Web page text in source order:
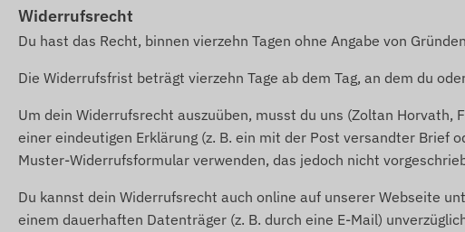
Widerrufsrecht
Du hast das Recht, binnen vierzehn Tagen ohne Angabe von
Die Widerrufsfrist beträgt vierzehn Tage ab dem Tag, an dem du
Um dein Widerrufsrecht auszuüben, musst du uns (Zoltan
einer eindeutigen Erklärung (z. B. ein mit der Post versandter Brief
Muster-Widerrufsformular verwenden, das jedoch nicht
Du kannst dein Widerrufsrecht auch online auf unserer Webseite
einem dauerhaften Datenträger (z. B. durch eine E-Mail)